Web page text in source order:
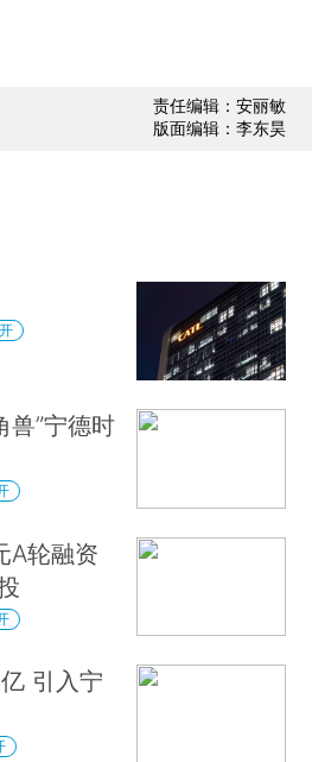
责任编辑：安丽敏
版面编辑：李东昊
兽”宁德时
A轮融资
引入宁